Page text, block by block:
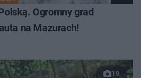
Ogromny grad
na Mazurach!
19